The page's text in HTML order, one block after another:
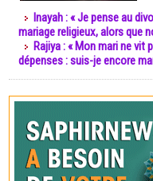
Inayah : « Je pense au
mariage religieux, alors que
Rajiya : « Mon mari ne vit
dépenses : suis-je encore